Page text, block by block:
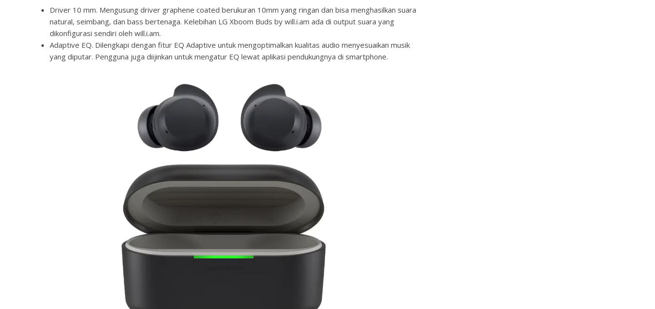
Driver 10 mm. Mengusung driver graphene coated berukuran 10mm yang ringan dan bisa menghasilkan suara
natural, seimbang, dan bass bertenaga. Kelebihan LG Xboom Buds by will.i.am ada di output suara yang
dikonfigurasi sendiri oleh will.i.am.
Adaptive EQ. Dilengkapi dengan fitur EQ Adaptive untuk mengoptimalkan kualitas audio menyesuaikan musik
yang diputar. Pengguna juga diijinkan untuk mengatur EQ lewat aplikasi pendukungnya di smartphone.